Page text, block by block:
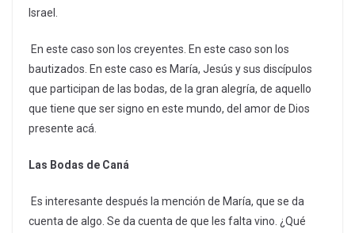
Israel.
En este caso son los creyentes. En este caso son los
bautizados. En este caso es María, Jesús y sus discípulos
que participan de las bodas, de la gran alegría, de aquello
que tiene que ser signo en este mundo, del amor de Dios
presente acá.
Las Bodas de Caná
Es interesante después la mención de María, que se da
cuenta de algo. Se da cuenta de que les falta vino. ¿Qué